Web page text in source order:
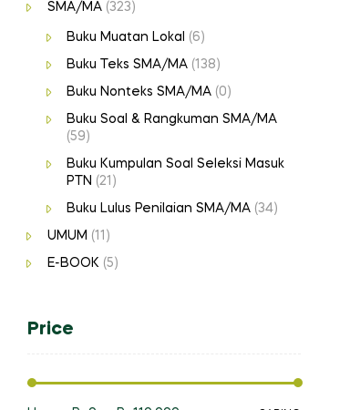
SMA/MA (323)
Buku Muatan Lokal (6)
Buku Teks SMA/MA (138)
Buku Nonteks SMA/MA (0)
Buku Soal & Rangkuman SMA/MA
(59)
Buku Kumpulan Soal Seleksi Masuk
PTN (21)
Buku Lulus Penilaian SMA/MA (34)
UMUM (11)
E-BOOK (5)
Price